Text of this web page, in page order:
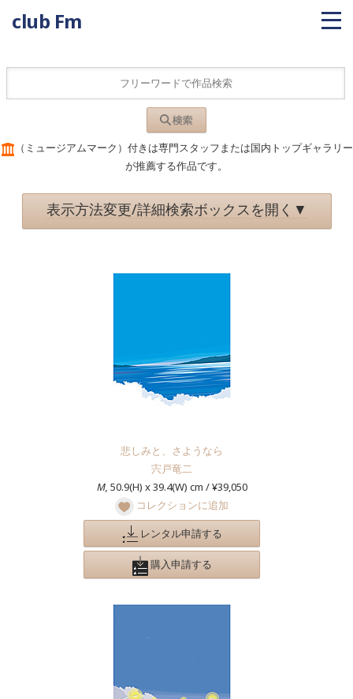
club Fm
（ミュージアムマーク）付きは専門スタッフまたは国内トップギャラリー
が推薦する作品です。
表示方法変更/詳細検索ボックスを開く▼
悲しみと、さようなら
宍戸竜二
M, 50.9(H) x 39.4(W) cm / ¥39,050
コレクションに追加
レンタル申請する
購入申請する